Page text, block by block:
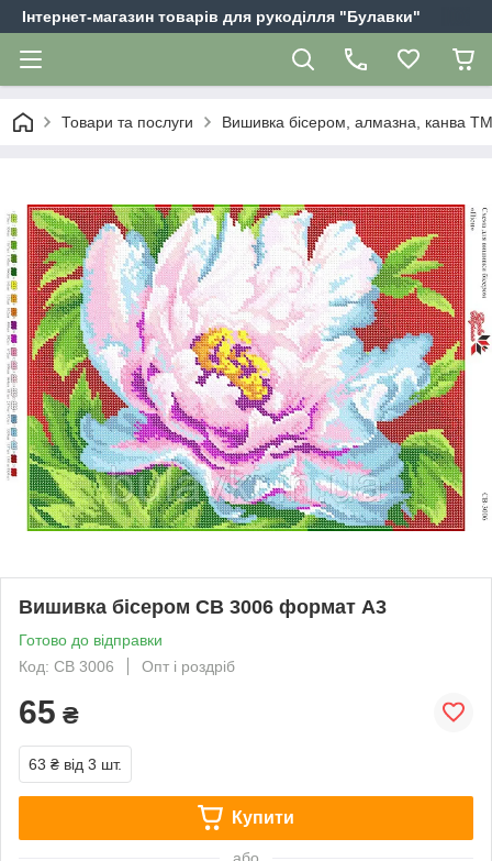
Інтернет-магазин товарів для рукоділля "Булавки"
Товари та послуги Вишивка бісером, алмазна, канва
Вишивка бісером СВ 3006 формат А3
Готово до відправки
Код: СВ 3006
Опт і роздріб
65 ₴
63 ₴ від 3 шт.
Купити
або